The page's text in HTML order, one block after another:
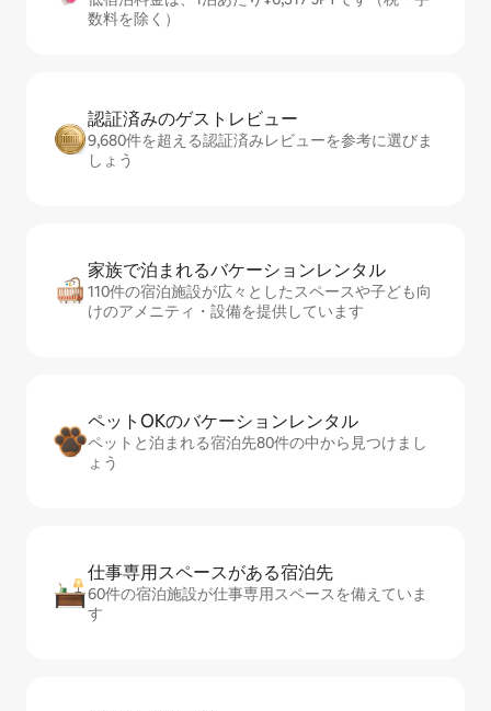
数料を除く）
認証済みのゲ⁠ス⁠ト⁠レ⁠ビ⁠ュ⁠ー
9,680件を超える認証済みレビューを参考に選びま
しょう
家族で泊まれるバ⁠ケ⁠ー⁠シ⁠ョ⁠ンレ⁠ン⁠タ⁠ル
110件の宿泊施設が広々としたスペースや子ども向
けのアメニティ・設備を提供しています
ペットOKのバ⁠ケ⁠ー⁠シ⁠ョ⁠ンレ⁠ン⁠タ⁠ル
ペットと泊まれる宿泊先80件の中から見つけまし
ょう
仕事専用ス⁠ペ⁠ー⁠スがあ⁠る宿⁠泊⁠先
60件の宿泊施設が仕事専用スペースを備えていま
す